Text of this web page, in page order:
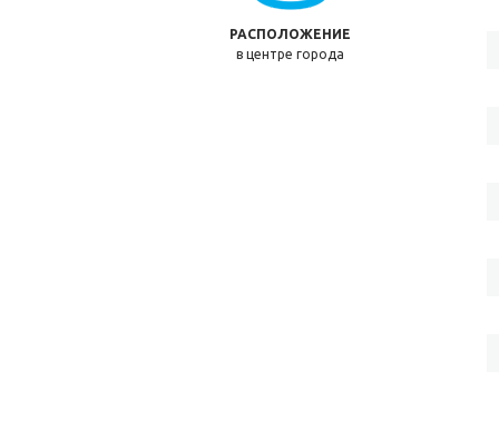
РАСПОЛОЖЕНИЕ
в центре города